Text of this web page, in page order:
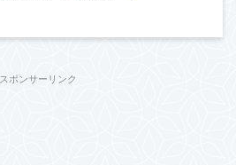
スポンサーリンク